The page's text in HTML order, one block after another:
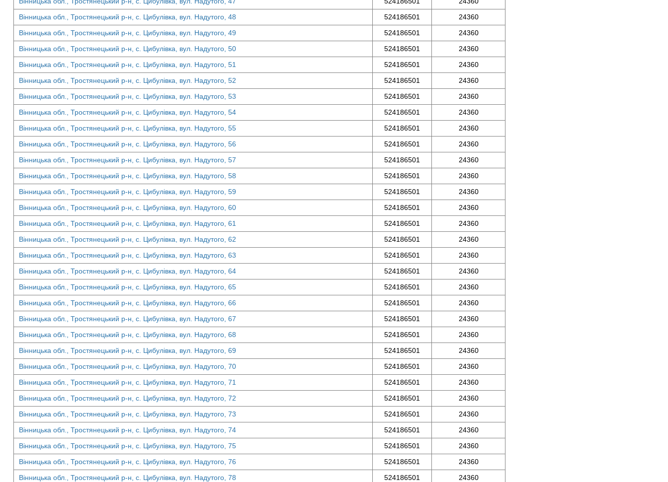
Вінницька обл., Тростянецький р-н, с. Цибулівка, вул. Надутого, 48
524186501
24360
Вінницька обл., Тростянецький р-н, с. Цибулівка, вул. Надутого, 49
524186501
24360
Вінницька обл., Тростянецький р-н, с. Цибулівка, вул. Надутого, 50
524186501
24360
Вінницька обл., Тростянецький р-н, с. Цибулівка, вул. Надутого, 51
524186501
24360
Вінницька обл., Тростянецький р-н, с. Цибулівка, вул. Надутого, 52
524186501
24360
Вінницька обл., Тростянецький р-н, с. Цибулівка, вул. Надутого, 53
524186501
24360
Вінницька обл., Тростянецький р-н, с. Цибулівка, вул. Надутого, 54
524186501
24360
Вінницька обл., Тростянецький р-н, с. Цибулівка, вул. Надутого, 55
524186501
24360
Вінницька обл., Тростянецький р-н, с. Цибулівка, вул. Надутого, 56
524186501
24360
Вінницька обл., Тростянецький р-н, с. Цибулівка, вул. Надутого, 57
524186501
24360
Вінницька обл., Тростянецький р-н, с. Цибулівка, вул. Надутого, 58
524186501
24360
Вінницька обл., Тростянецький р-н, с. Цибулівка, вул. Надутого, 59
524186501
24360
Вінницька обл., Тростянецький р-н, с. Цибулівка, вул. Надутого, 60
524186501
24360
Вінницька обл., Тростянецький р-н, с. Цибулівка, вул. Надутого, 61
524186501
24360
Вінницька обл., Тростянецький р-н, с. Цибулівка, вул. Надутого, 62
524186501
24360
Вінницька обл., Тростянецький р-н, с. Цибулівка, вул. Надутого, 63
524186501
24360
Вінницька обл., Тростянецький р-н, с. Цибулівка, вул. Надутого, 64
524186501
24360
Вінницька обл., Тростянецький р-н, с. Цибулівка, вул. Надутого, 65
524186501
24360
Вінницька обл., Тростянецький р-н, с. Цибулівка, вул. Надутого, 66
524186501
24360
Вінницька обл., Тростянецький р-н, с. Цибулівка, вул. Надутого, 67
524186501
24360
Вінницька обл., Тростянецький р-н, с. Цибулівка, вул. Надутого, 68
524186501
24360
Вінницька обл., Тростянецький р-н, с. Цибулівка, вул. Надутого, 69
524186501
24360
Вінницька обл., Тростянецький р-н, с. Цибулівка, вул. Надутого, 70
524186501
24360
Вінницька обл., Тростянецький р-н, с. Цибулівка, вул. Надутого, 71
524186501
24360
Вінницька обл., Тростянецький р-н, с. Цибулівка, вул. Надутого, 72
524186501
24360
Вінницька обл., Тростянецький р-н, с. Цибулівка, вул. Надутого, 73
524186501
24360
Вінницька обл., Тростянецький р-н, с. Цибулівка, вул. Надутого, 74
524186501
24360
Вінницька обл., Тростянецький р-н, с. Цибулівка, вул. Надутого, 75
524186501
24360
Вінницька обл., Тростянецький р-н, с. Цибулівка, вул. Надутого, 76
524186501
24360
Вінницька обл., Тростянецький р-н, с. Цибулівка, вул. Надутого, 78
524186501
24360